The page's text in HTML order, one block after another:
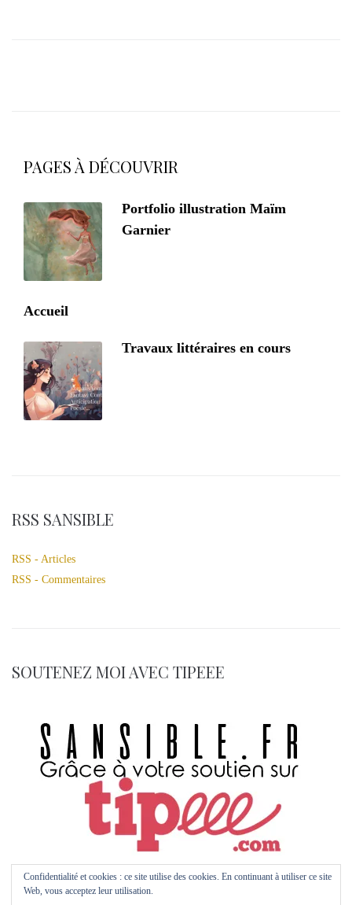
PAGES À DÉCOUVRIR
Portfolio illustration Maïm
Garnier
Accueil
Travaux littéraires en cours
RSS SANSIBLE
RSS - Articles
RSS - Commentaires
SOUTENEZ MOI AVEC TIPEEE
Confidentialité et cookies : ce site utilise des cookies. En continuant à utiliser ce site
Web, vous acceptez leur utilisation.